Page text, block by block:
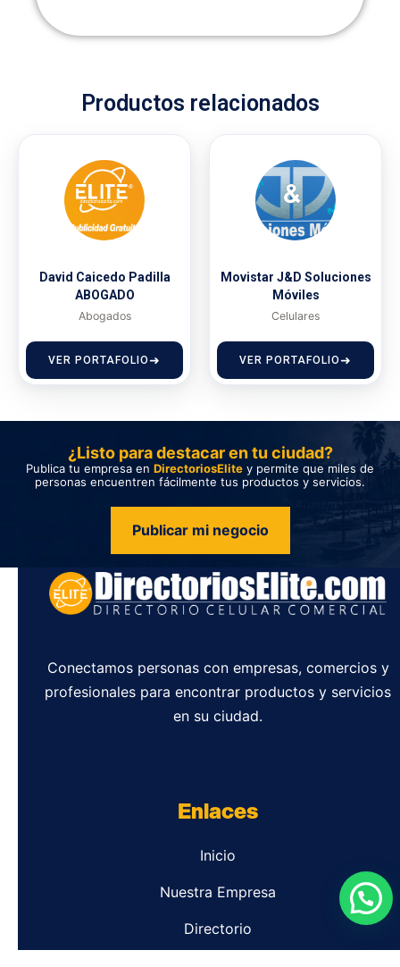
Productos relacionados
David Caicedo Padilla
ABOGADO
Abogados
VER PORTAFOLIO
Movistar J&D Soluciones
Móviles
Celulares
VER PORTAFOLIO
¿Listo para destacar en tu ciudad?
Publica tu empresa en DirectoriosElite y permite que miles de
personas encuentren fácilmente tus productos y servicios.
Publicar mi negocio
Conectamos personas con empresas, comercios y
profesionales para encontrar productos y servicios
en su ciudad.
Enlaces
Inicio
Nuestra Empresa
Directorio